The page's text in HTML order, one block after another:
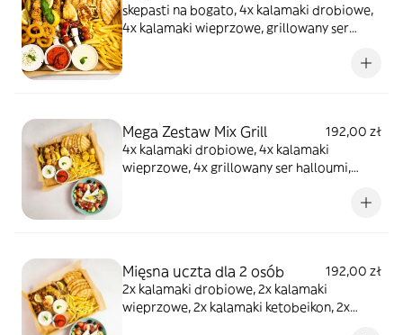
skepasti na bogato, 4x kalamaki drobiowe,
4x kalamaki wieprzowe, grillowany ser
Mega Zestaw Mix Grill
192,00 zł
4x kalamaki drobiowe, 4x kalamaki
wieprzowe, 4x grillowany ser halloumi,
grecka, 2x grillowany chlebek pita, frytki,
Mięsna uczta dla 2 osób
192,00 zł
2x kalamaki drobiowe, 2x kalamaki
wieprzowe, 2x kalamaki ketobeikon, 2x